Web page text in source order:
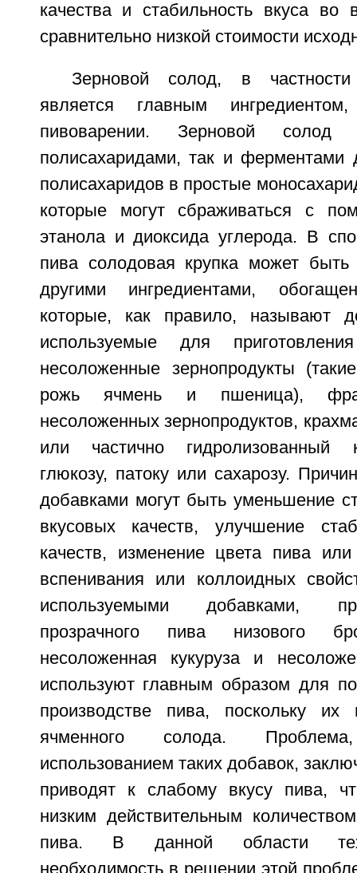
качества и стабильность вкуса во
сравнительно низкой стоимости
Зерновой солод, в
является главным
пивоварении. Зерновой солод
полисахаридами, так и ферментами
полисахаридов в простые
которые могут сбраживаться с
этанола и диоксида углерода. В
пива солодовая крупка может быть
другими ингредиентами,
которые, как правило, называют
используемые для
несоложенные зернопродукты
рожь ячмень и пшеница),
несоложенных зернопродуктов,
или частично гидролизованный
глюкозу, патоку или сахарозу.
добавками могут быть уменьшение
вкусовых качеств, улучшение
качеств, изменение цвета пива
вспенивания или коллоидных
используемыми добавками,
прозрачного пива низового
несоложенная кукуруза и
используют главным образом для
производстве пива, поскольку
ячменного солода.
использованием таких добавок,
приводят к слабому вкусу пива,
низким действительным
пива. В данной области
необходимость в решении этой